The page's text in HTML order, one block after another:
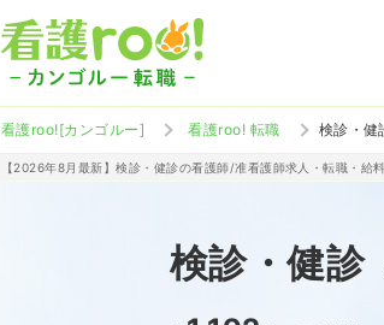
看護roo![カンゴルー] 看護roo! 転職 検診・健
【2026年8月最新】検診・健診の看護師/准看護師求人・転職・給料
検診・健診